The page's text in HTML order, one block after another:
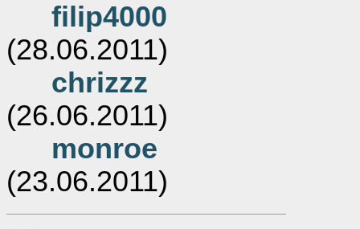
filip4000
(28.06.2011)
chrizzz
(26.06.2011)
monroe
(23.06.2011)